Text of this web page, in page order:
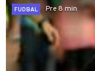
FUDBAL
Pre 8 min